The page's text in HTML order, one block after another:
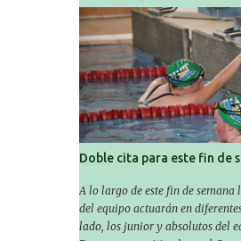
kiroldegia). SERIEAK
# Este sábado y domingo los
II TROFEO MASTER DE
se celebrará en Zarautz a las
sabado y a las 10:00 la del
nadadores/as tendrán que estar
14:30 el sabado y a las 8:30 el
(polideportivo Aritzbatalde).
Doble cita para este fin de
A lo largo de este fin de semana
del equipo actuarán en
lado, los junior y absolutos del